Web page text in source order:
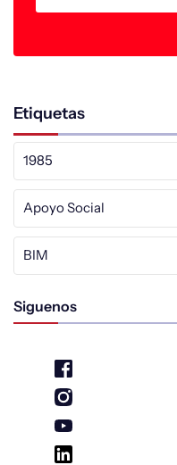
Etiquetas
1985
Apoyo Social
BIM
Siguenos